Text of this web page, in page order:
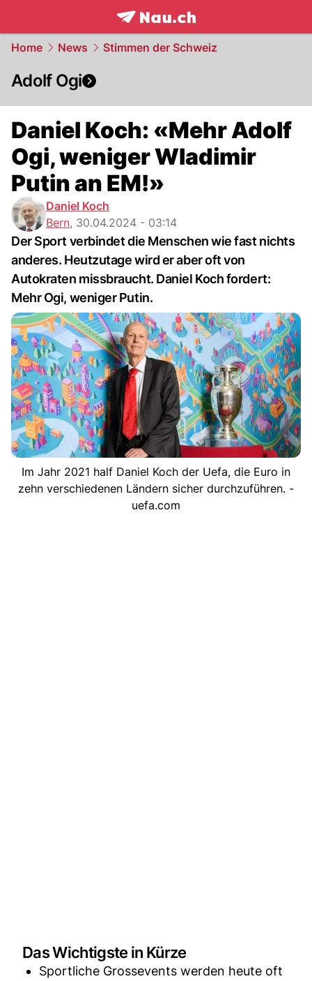
frontpage.NAU.ch
Home News Stimmen der Schweiz
Adolf Ogi
Daniel Koch: «Mehr Adolf
Ogi, weniger Wladimir
Putin an EM!»
Daniel Koch
Bern, 30.04.2024 - 03:14
Der Sport verbindet die Menschen wie fast nichts
anderes. Heutzutage wird er aber oft von
Autokraten missbraucht. Daniel Koch fordert:
Mehr Ogi, weniger Putin.
Im Jahr 2021 half Daniel Koch der Uefa, die Euro in
zehn verschiedenen Ländern sicher durchzuführen. -
uefa.com
Das Wichtigste in Kürze
Sportliche Grossevents werden heute oft